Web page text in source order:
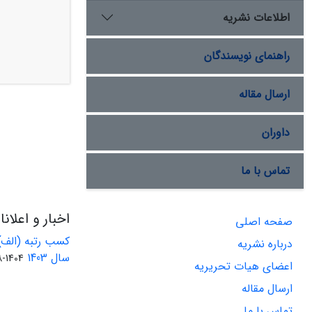
اطلاعات نشریه
راهنمای نویسندگان
ارسال مقاله
داوران
تماس با ما
صفحه اصلی
درباره نشریه
اعضای هیات تحریریه
ارسال مقاله
اخبار و
کسب رتبه
سال 1403
1404-08-01